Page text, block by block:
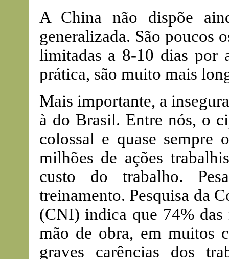
A China não dispõe
generalizada. São poucos
limitadas a 8-10 dias por
prática, são muito mais
Mais importante, a
à do Brasil. Entre nós, o
colossal e quase sempre
milhões de ações
custo do trabalho.
treinamento. Pesquisa da
(CNI) indica que 74% das
mão de obra, em muitos
graves carências dos